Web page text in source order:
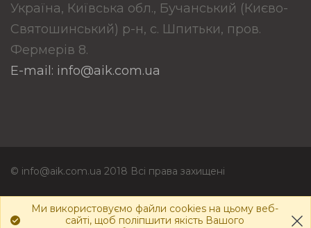
Ми використовуємо файли cookies на цьому веб-
сайті, щоб поліпшити якість Вашого
Україна, Київська обл., Бучанський (Києво-
Святошинський) р-н, с. Шпитьки, пров.
Фермерів 8.
E-mail: info@aik.com.ua
© info@aik.com.ua 2018 Всі права захищені
Політика конфіденційності